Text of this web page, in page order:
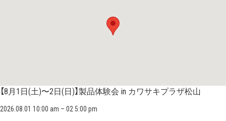
【8月1日(土)〜2日(日)】製品体験会 in カワサキプラザ松山
2026.08.01 10:00 am – 02 5:00 pm